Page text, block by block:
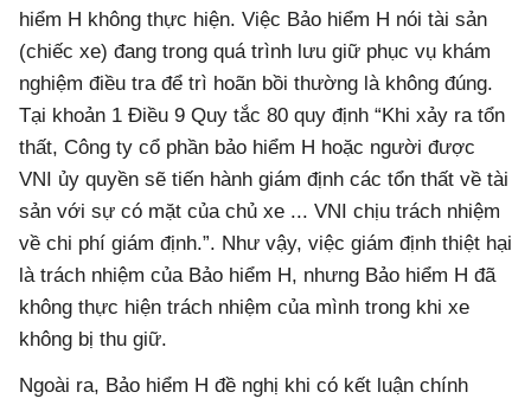
hiểm H không thực hiện. Việc Bảo hiểm H nói tài sản
(chiếc xe) đang trong quá trình lưu giữ phục vụ khám
nghiệm điều tra để trì hoãn bồi thường là không đúng.
Tại khoản 1 Điều 9 Quy tắc 80 quy định “Khi xảy ra tổn
thất, Công ty cổ phần bảo hiểm H hoặc người được
VNI ủy quyền sẽ tiến hành giám định các tổn thất về tài
sản với sự có mặt của chủ xe ... VNI chịu trách nhiệm
về chi phí giám định.”. Như vậy, việc giám định thiệt hại
là trách nhiệm của Bảo hiểm H, nhưng Bảo hiểm H đã
không thực hiện trách nhiệm của mình trong khi xe
không bị thu giữ.
Ngoài ra, Bảo hiểm H đề nghị khi có kết luận chính